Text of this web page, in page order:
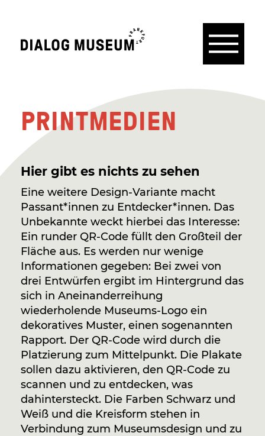
Menü
PRINTMEDIEN
Hier gibt es nichts zu sehen
Eine weitere Design-Variante macht
Passant*innen zu Entdecker*innen. Das
Unbekannte weckt hierbei das Interesse:
Ein runder QR-Code füllt den Großteil der
Fläche aus. Es werden nur wenige
Informationen gegeben: Bei zwei von
drei Entwürfen ergibt im Hintergrund das
sich in Aneinanderreihung
wiederholende Museums-Logo ein
dekoratives Muster, einen sogenannten
Rapport. Der QR-Code wird durch die
Platzierung zum Mittelpunkt. Die Plakate
sollen dazu aktivieren, den QR-Code zu
scannen und zu entdecken, was
dahintersteckt. Die Farben Schwarz und
Weiß und die Kreisform stehen in
Verbindung zum Museumsdesign und zu